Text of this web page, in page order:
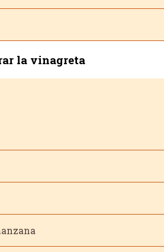
la vinagreta